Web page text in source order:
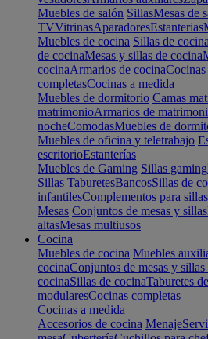
Muebles de salón SillasMesas de
TVVitrinasAparadoresEstanterias
Muebles de cocina Sillas de
de cocinaMesas y sillas de cocina
cocinaArmarios de cocina
completasCocinas a medida
Muebles de dormitorio Camas
matrimonioArmarios de
nocheComodasMuebles de
Muebles de oficina y teletrabajo
escritorioEstanterías
Muebles de Gaming Sillas gaming
Sillas TaburetesBancosSillas de
infantilesComplementos para sillas
Mesas Conjuntos de mesas y sillas
altasMesas multiusos
Cocina
Muebles de cocina Muebles
cocinaConjuntos de mesas y sillas
cocinaSillas de cocinaTaburetes
modularesCocinas completas
Cocinas a medida
Accesorios de cocina Menaje